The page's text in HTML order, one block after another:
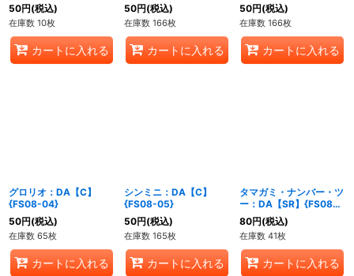
50円(税込)
在庫数 10枚
カートに入れる
50円(税込)
在庫数 166枚
カートに入れる
50円(税込)
在庫数 166枚
カートに入れる
グロリオ：DA【C】
{FS08-04}
50円(税込)
在庫数 65枚
カートに入れる
シンミニ：DA【C】
{FS08-05}
50円(税込)
在庫数 165枚
カートに入れる
タマガミ・ナンバー・ツ
ー：DA【SR】{FS08-
06}
80円(税込)
在庫数 41枚
カートに入れる